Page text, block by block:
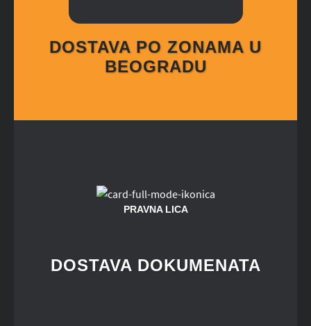
DOSTAVA PO ZONAMA U
BEOGRADU
PRAVNA LICA
DOSTAVA DOKUMENATA